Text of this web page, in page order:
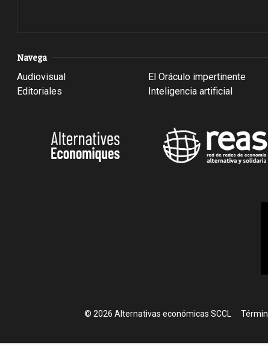
Navega
Audiovisual
Editoriales
El Oráculo impertinente
Inteligencia artificial
© 2026 Alternativas económicas SCCL